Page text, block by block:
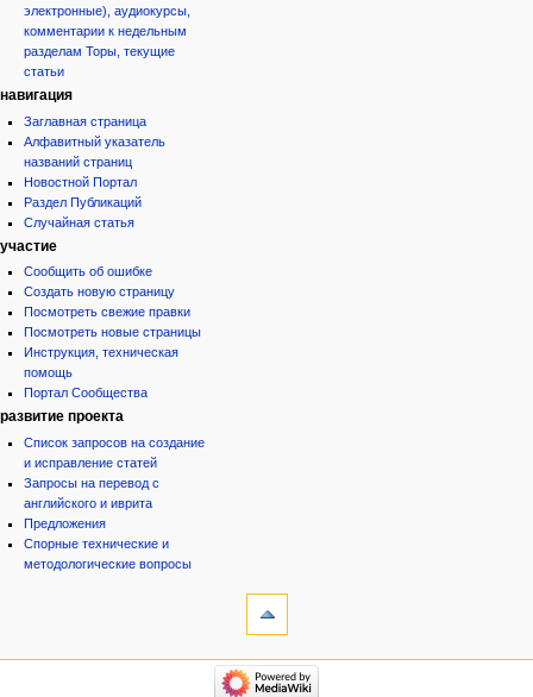
электронные), аудиокурсы,
комментарии к недельным
разделам Торы, текущие
статьи
навигация
Заглавная страница
Алфавитный указатель
названий страниц
Новостной Портал
Раздел Публикаций
Случайная статья
участие
Сообщить об ошибке
Создать новую страницу
Посмотреть свежие правки
Посмотреть новые страницы
Инструкция, техническая
помощь
Портал Сообщества
развитие проекта
Список запросов на создание
и исправление статей
Запросы на перевод с
английского и иврита
Предложения
Спорные технические и
методологические вопросы
категории